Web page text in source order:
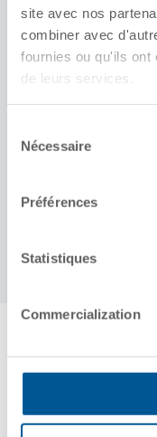
site avec nos
combiner avec
fournies ou qu'ils ont
de leurs services.
Nécessaire
Préférences
Statistiques
Commercialization
Sortie de vanne
Capacité
5 250 pi
Généralement
du produit
Marchandises
Nous